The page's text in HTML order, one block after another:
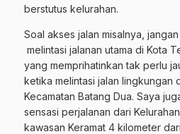
berstutus kelurahan.
Soal akses jalan misalnya,
melintasi jalanan utama di Kota
yang memprihatinkan tak perlu
ketika melintasi jalan lingkungan
Kecamatan Batang Dua. Saya
sensasi perjalanan dari
kawasan Keramat 4 kilometer